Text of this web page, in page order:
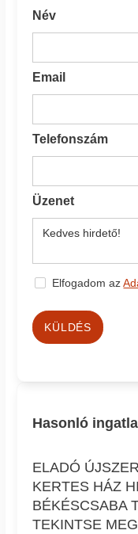
Név
Email
Telefonszám
Üzenet
Elfogadom az
KÜLDÉS
Hasonló
ELADÓ
KERTES HÁZ
BÉKÉSCSABA
TEKINTSE